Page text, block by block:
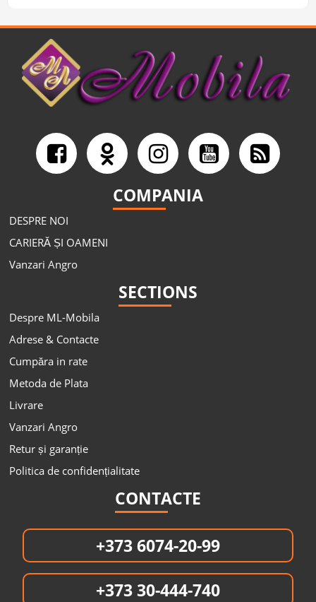
COMPANIA
DESPRE NOI
CARIERĂ ȘI OAMENI
Vanzari Angro
SECTIONS
Despre ML-Mobila
Adrese & Contacte
Cumpăra in rate
Metoda de Plata
Livrare
Vanzari Angro
Retur și garanție
Politica de confidențialitate
CONTACTE
+373 6074-20-99
+373 30-444-740